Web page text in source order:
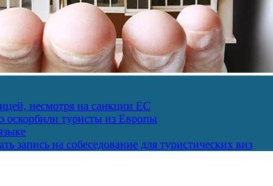
несмотря на санкции ЕС
оскорбили туристы из Европы
запись на собеседование для туристических виз